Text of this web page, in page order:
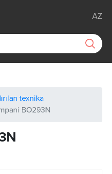
AZ
texnika
BO293N